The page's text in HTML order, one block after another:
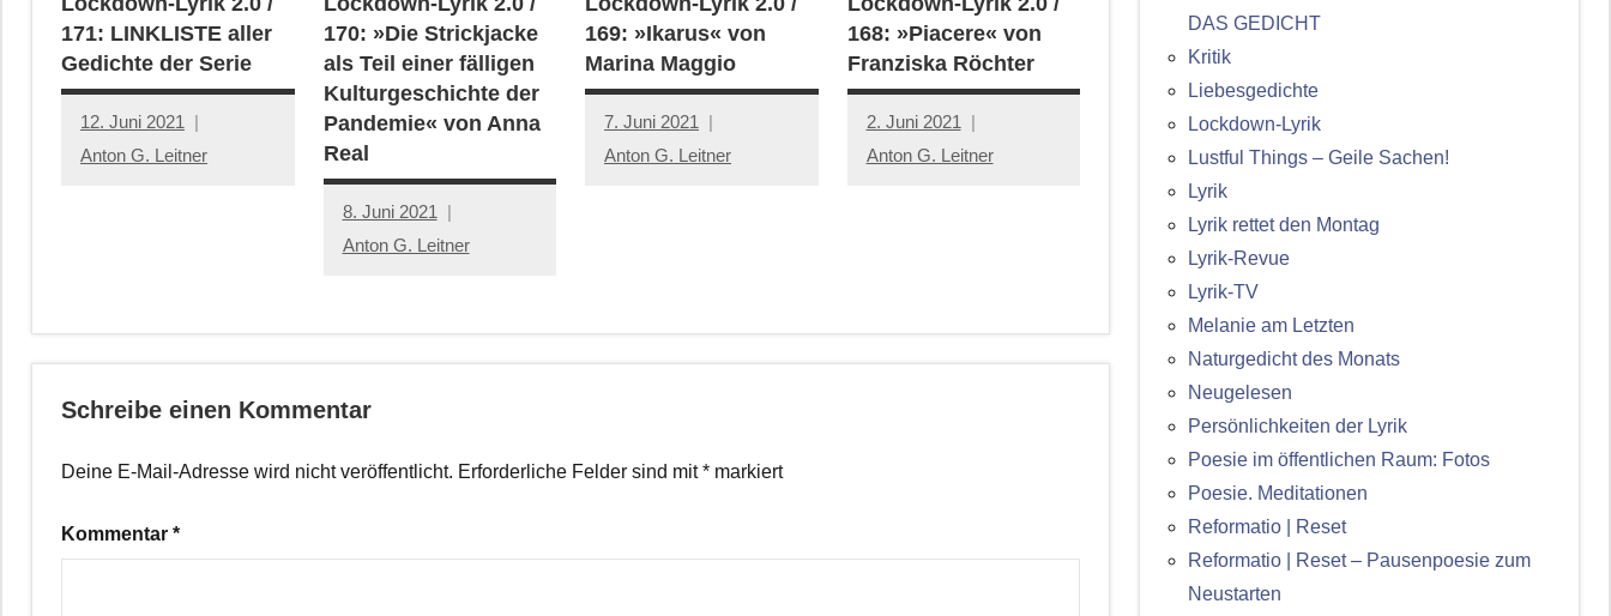
171: LINKLISTE aller
Gedichte der Serie
12. Juni 2021
Anton G. Leitner
170: »Die Strickjacke
als Teil einer fälligen
Kulturgeschichte der
Pandemie« von Anna
Real
8. Juni 2021
Anton G. Leitner
169: »Ikarus« von
Marina Maggio
7. Juni 2021
Anton G. Leitner
168: »Piacere« von
Franziska Röchter
2. Juni 2021
Anton G. Leitner
Schreibe einen Kommentar
Deine E-Mail-Adresse wird nicht veröffentlicht. Erforderliche Felder sind mit* markiert
Kommentar *
DAS GEDICHT
Kritik
Liebesgedichte
Lockdown-Lyrik
Lustful Things – Geile Sachen!
Lyrik
Lyrik rettet den Montag
Lyrik-Revue
Lyrik-TV
Melanie am Letzten
Naturgedicht des Monats
Neugelesen
Persönlichkeiten der Lyrik
Poesie im öffentlichen Raum: Fotos
Poesie. Meditationen
Reformatio | Reset
Reformatio | Reset – Pausenpoesie zum
Neustarten